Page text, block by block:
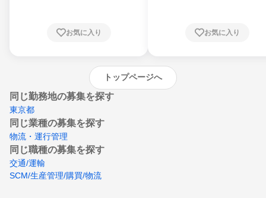
崎県、熊本県、大分県、宮崎県、鹿児島県、
お気に入り お気に入り
トップページへ
同じ勤務地の募集を探す
東京都
同じ業種の募集を探す
物流・運行管理
同じ職種の募集を探す
交通/運輸
SCM/生産管理/購買/物流